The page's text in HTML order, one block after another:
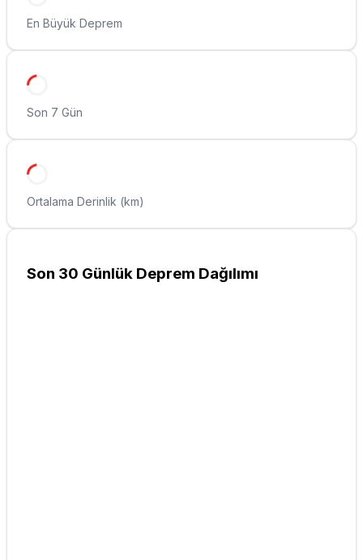
En Büyük Deprem
Son 7 Gün
Ortalama Derinlik (km)
Son 30 Günlük Deprem Dağılımı